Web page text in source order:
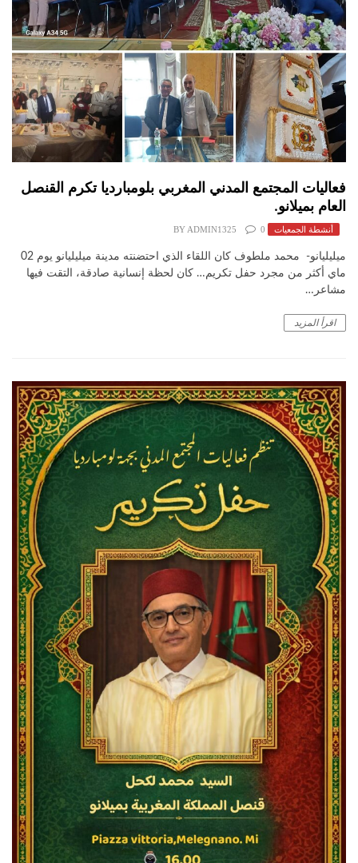
فعاليات المجتمع المدني المغربي بلومبارديا تكرم القنصل
العام بميلانو.
أنشطة الجمعيات BY ADMIN1325 0
ميليليانو- محمد ملطوف كان اللقاء الذي احتضنته مدينة ميليليانو يوم 02
ماي أكثر من مجرد حفل تكريم… كان لحظة إنسانية صادقة، التقت فيها
مشاعر…
اقرأ المزيد